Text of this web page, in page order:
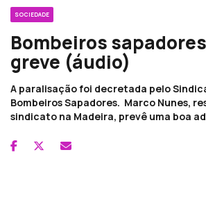
SOCIEDADE
Bombeiros
greve (áudio)
A paralisação foi decretada pelo
Bombeiros Sapadores. Marco Nunes,
sindicato na Madeira, prevê uma boa